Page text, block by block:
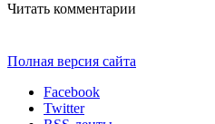
Читать комментарии
Полная версия сайта
Facebook
Twitter